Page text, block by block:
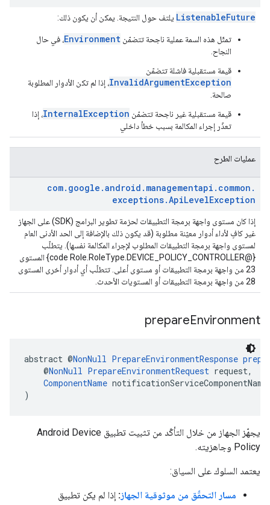
ListenableFuture يلتف حول النتيجة. يمكن أن يكون ذلك:
تمثّل هذه السمة عملية ناجحة تتضمّن Environment، في حال
النجاح.
قيمة مستقبلية فاشلة تتضمّن
InvalidArgumentException، إذا لم تكن الأدوار المطلوبة
صالحة.
قيمة مستقبلية غير ناجحة تتضمّن InternalException، إذا
تعذّر إجراء المكالمة بسبب خطأ داخلي
عمليات الطرح
com. google .android . managementapi . common .
exceptions.ApiLevelException
إذا كان مستوى واجهة برمجة التطبيقات لحزمة تطوير البرامج (SDK) على الجهاز
غير كافٍ لأداء أدوار معيّنة مطلوبة (قد يكون ذلك بالإضافة إلى الحد الأدنى العام
لمستوى واجهة برمجة التطبيقات المطلوب لإجراء المكالمة نفسها). يتطلّب
{@code Role.RoleType.DEVICE_POLICY_CONTROLLER} المستوى
23 من واجهة برمجة التطبيقات أو مستوى أعلى. تتطلّب أي أدوار أخرى المستوى
28 من واجهة برمجة التطبيقات أو المستويات الأحدث.
prepareEnvironment
abstract @NonNull PrepareEnvironmentResponse
@NonNull PrepareEnvironmentRequest request,
ComponentName notificationServiceComponentName
)
يجهّز الجهاز من خلال التأكّد من تثبيت تطبيق Android Device
Policy وجاهزيته.
يعتمد السلوك على السياق:
مسار التحقّق من موثوقية الجهاز: إذا لم يكن تطبيق